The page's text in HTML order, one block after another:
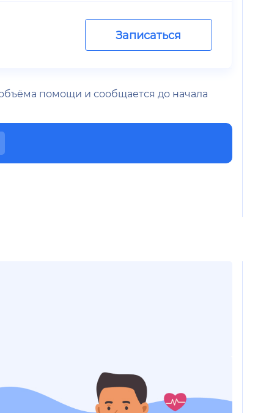
Записаться
помощи и сообщается до начала